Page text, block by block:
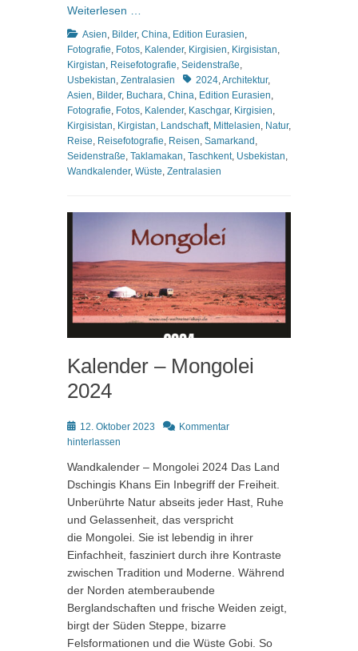
Weiterlesen …
Kategorien
Asien, Bilder, China, Edition Eurasien,
Fotografie, Fotos, Kalender, Kirgisien, Kirgisistan,
Kirgistan, Reisefotografie, Seidenstraße,
Usbekistan, Zentralasien Schlagworte
2024,Architektur,
Asien, Bilder, Buchara, China, Edition Eurasien,
Fotografie, Fotos, Kalender, Kaschgar, Kirgisien,
Kirgisistan, Kirgistan, Landschaft, Mittelasien, Natur,
Reise, Reisefotografie, Reisen, Samarkand,
Seidenstraße, Taklamakan, Taschkent, Usbekistan,
Wandkalender, Wüste, Zentralasien
Kalender – Mongolei
2024
Posted
on
12. Oktober 2023
Kommentar
hinterlassen
Wandkalender – Mongolei 2024 Das Land
Dschingis Khans Ein Inbegriff der Freiheit.
Unberührte Natur abseits jeder Hast, Ruhe
und Gelassenheit, das verspricht
die Mongolei. Sie ist lebendig in ihrer
Einfachheit, fasziniert durch ihre Kontraste
zwischen Tradition und Moderne. Während
der Norden atemberaubende
Berglandschaften und frische Weiden zeigt,
birgt der Süden Steppe, bizarre
Felsformationen und die Wüste Gobi. So